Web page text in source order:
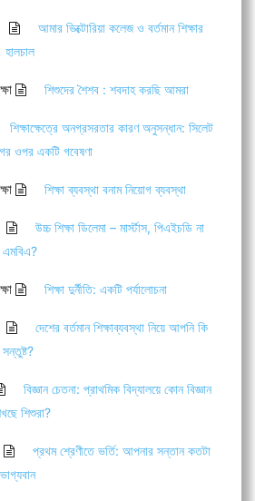
আমার ভিক্টোরিয়া কলেজ ও বর্তমান শিক্ষার
হালচাল
শিশুদের শৈশব : শবদাহ করছি আমরা
শিক্ষাক্ষেত্রে অনগ্রসরতার কারণ অনুসন্ধান: সিলেট
ওপর একটি গবেষণা
শিক্ষা ব্যবস্থা বনাম নিয়োগ ব্যবস্থা
উচ্চ শিক্ষা ডিলেমা – মার্স্টাস, পিএইচডি না
এমবিএ?
শিক্ষা দুর্নীতি: একটি পর্যালোচনা
দেশের বর্তমান শিক্ষাব্যবস্থা নিয়ে আপনি কি
সন্তুষ্ট?
বিজ্ঞান চেতনা: প্রাথমিক বিদ্যালয়ে কোন বিজ্ঞান
শিশুরা?
প্রথম শ্রেণীতে ভর্তি: আপনার সন্তান কতটা
ভাগ্যবান